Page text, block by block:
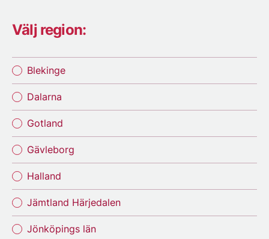
Välj region:
Blekinge
Dalarna
Gotland
Gävleborg
Halland
Jämtland Härjedalen
Jönköpings län